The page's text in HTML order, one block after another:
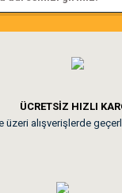
aradığım tüm
ÜCRETSİZ HIZLI
üzeri alışverişlerde